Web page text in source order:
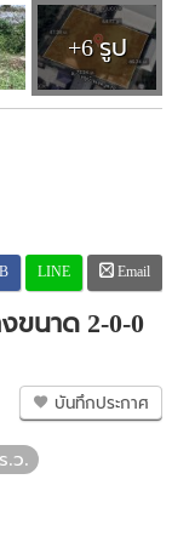
+6 รูป
LINE Email
ขนาด 2-0-0
บันทึกประกาศ
.ว.